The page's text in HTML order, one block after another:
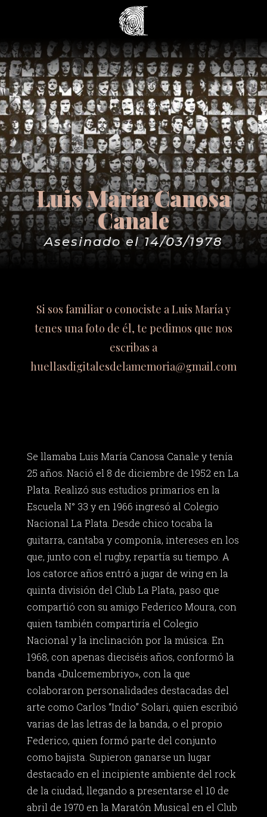
Luis María Canosa
Canale
Asesinado el 14/03/1978
Si sos familiar o conociste a Luis María y
tenes una foto de él, te pedimos que nos
escribas a
huellasdigitalesdelamemoria@gmail.com
Se llamaba Luis María Canosa Canale y tenía
25 años. Nació el 8 de diciembre de 1952 en La
Plata. Realizó sus estudios primarios en la
Escuela N° 33 y en 1966 ingresó al Colegio
Nacional La Plata. Desde chico tocaba la
guitarra, cantaba y componía, intereses en los
que, junto con el rugby, repartía su tiempo. A
los catorce años entró a jugar de wing en la
quinta división del Club La Plata, paso que
compartió con su amigo Federico Moura, con
quien también compartiría el Colegio
Nacional y la inclinación por la música. En
1968, con apenas dieciséis años, conformó la
banda «Dulcemembriyo», con la que
colaboraron personalidades destacadas del
arte como Carlos “Indio” Solari, quien escribió
varias de las letras de la banda, o el propio
Federico, quien formó parte del conjunto
como bajista. Supieron ganarse un lugar
destacado en el incipiente ambiente del rock
de la ciudad, llegando a presentarse el 10 de
abril de 1970 en la Maratón Musical en el Club